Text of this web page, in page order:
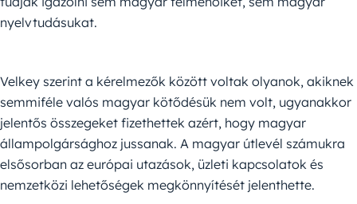
nyelvtudásukat.
Velkey szerint a kérelmezők között voltak olyanok, akiknek
semmiféle valós magyar kötődésük nem volt, ugyanakkor
jelentős összegeket fizethettek azért, hogy magyar
állampolgársághoz jussanak. A magyar útlevél számukra
elsősorban az európai utazások, üzleti kapcsolatok és
nemzetközi lehetőségek megkönnyítését jelenthette.